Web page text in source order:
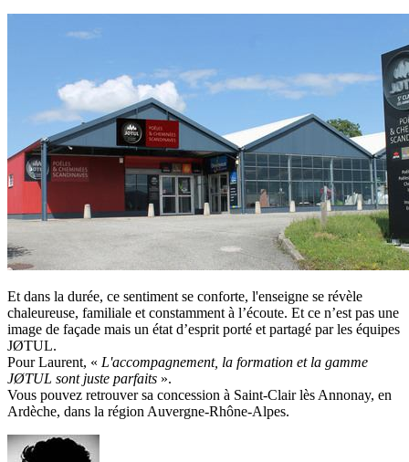
Et dans la durée, ce sentiment se conforte, l'enseigne se révèle
chaleureuse, familiale et constamment à l’écoute. Et ce n’est pas une
image de façade mais un état d’esprit porté et partagé par les équipes
JØTUL.
Pour Laurent, « L'accompagnement, la formation et la gamme
JØTUL sont juste parfaits ».
Vous pouvez retrouver sa concession à Saint-Clair lès Annonay, en
Ardèche, dans la région Auvergne-Rhône-Alpes.